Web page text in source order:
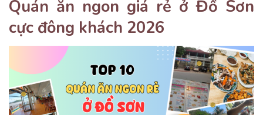
Quán ăn ngon giá rẻ ở Đồ Sơn
cực đông khách 2026